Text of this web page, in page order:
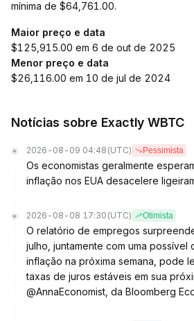
mínima de $64,761.00.
Maior preço e data
$125,915.00 em 6 de out de 2025
Menor preço e data
$26,116.00 em 10 de jul de 2024
Notícias sobre Exactly WBTC
2026-08-09 04:48 (UTC) Pessimista
Os economistas geralmente
inflação nos EUA desacelere
2026-08-08 17:30 (UTC) Otimista
O relatório de empregos
julho, juntamente com uma possível
inflação na próxima semana, pode
taxas de juros estáveis em sua
@AnnaEconomist, da Bloomberg